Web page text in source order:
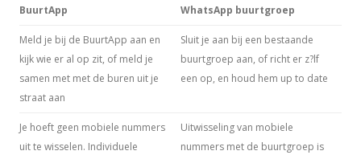
BuurtApp WhatsApp buurtgroep
Meld je bij de BuurtApp aan en
kijk wie er al op zit, of meld je
samen met met de buren uit je
straat aan
Sluit je aan bij een bestaande
buurtgroep aan, of richt er z?lf
een op, en houd hem up to date
Je hoeft geen mobiele nummers
uit te wisselen. Individuele
Uitwisseling van mobiele
nummers met de buurtgroep is